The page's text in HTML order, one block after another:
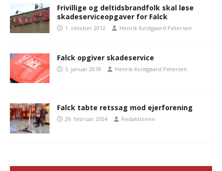
Frivillige og deltidsbrandfolk skal løse
skadeserviceopgaver for Falck
1. oktober 2012 Henrik Kvistgaard Petersen
Falck opgiver skadeservice
5. januar 2018 Henrik Kvistgaard Petersen
Falck tabte retssag mod ejerforening
29. februar 2004 Redaktionen